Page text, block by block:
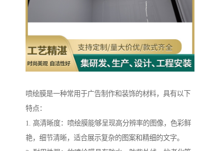
喷绘膜是一种常用于广告制作和装饰的材料，具有以下
特点：
1. 高清晰度：喷绘膜能够呈现高分辨率的图像，色彩鲜
艳，细节清晰，适合展示复杂的图案和精细的文字。